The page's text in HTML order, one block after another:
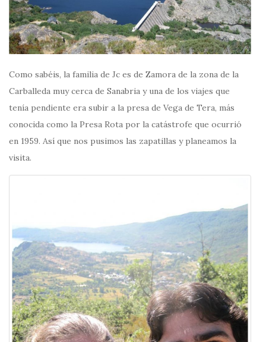
Como sabéis, la familia de Jc es de Zamora de la zona de la
Carballeda muy cerca de Sanabria y una de los viajes que
tenía pendiente era subir a la presa de Vega de Tera, más
conocida como la Presa Rota por la catástrofe que ocurrió
en 1959. Así que nos pusimos las zapatillas y planeamos la
visita.